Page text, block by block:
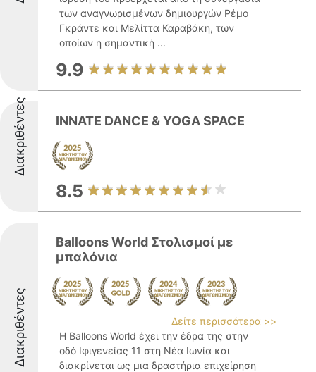
των αναγνωρισμένων δημιουργών Ρέμο
Γκράντε και Μελίττα Καραβάκη, των
οποίων η σημαντική ...
9.9
Διακριθέντες INNATE DANCE & YOGA SPACE
8.5
Διακριθέντες
Balloons World Στολισμοί με
μπαλόνια
Δείτε περισσότερα >>
Η Balloons World έχει την έδρα της στην
οδό Ιφιγενείας 11 στη Νέα Ιωνία και
διακρίνεται ως μια δραστήρια επιχείρηση